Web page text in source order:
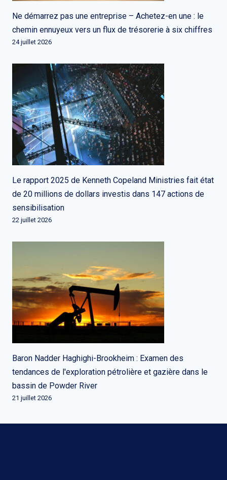
Ne démarrez pas une entreprise – Achetez-en une : le
chemin ennuyeux vers un flux de trésorerie à six chiffres
24 juillet 2026
Le rapport 2025 de Kenneth Copeland Ministries fait état
de 20 millions de dollars investis dans 147 actions de
sensibilisation
22 juillet 2026
Baron Nadder Haghighi-Brookheim : Examen des
tendances de l'exploration pétrolière et gazière dans le
bassin de Powder River
21 juillet 2026